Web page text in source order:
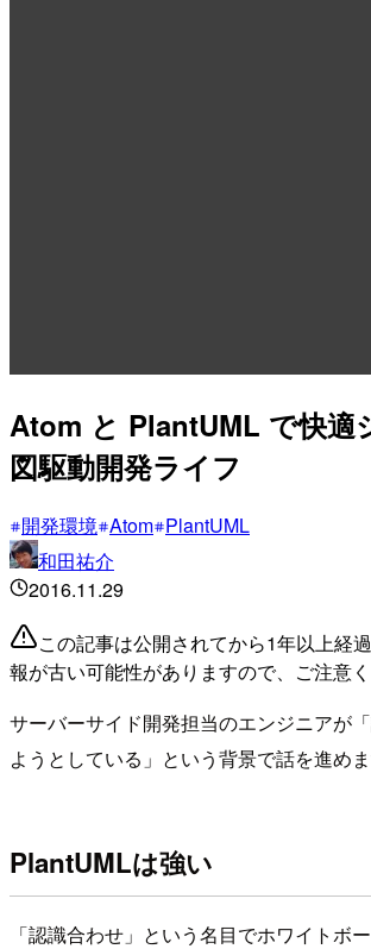
Atom と PlantUML で快適
図駆動開発ライフ
開発環境 Atom PlantUML
和田祐介
2016.11.29
この記事は公開されてから1年以上経
報が古い可能性がありますので、ご注意く
サーバーサイド開発担当のエンジニアが
ようとしている」という背景で話を進めま
PlantUMLは強い
「認識合わせ」という名目でホワイトボ